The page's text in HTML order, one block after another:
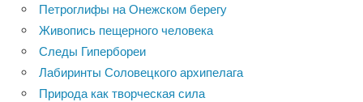
Петроглифы на Онежском берегу
Живопись пещерного человека
Следы Гипербореи
Лабиринты Соловецкого архипелага
Природа как творческая сила